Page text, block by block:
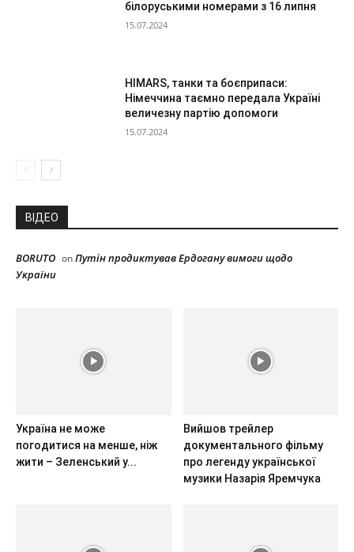
білоруськими номерами з 16 липня
15.07.2024
HIMARS, танки та боєприпаси:
Німеччина таємно передала Україні
величезну партію допомоги
15.07.2024
ВІДЕО
BORUTO onПутін продиктував Ердогану вимоги щодо
України
Україна не може
погодитися на менше, ніж
жити – Зеленський у...
Вийшов трейлер
документального фільму
про легенду української
музики Назарія Яремчука